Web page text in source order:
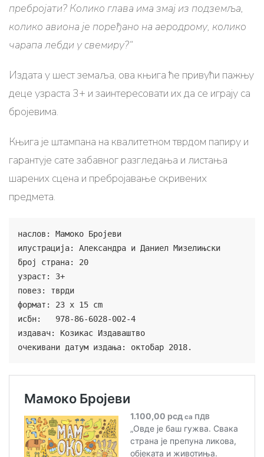
пребројати? Колико глава има змај из подземља,
колико авиона је поређано на аеродрому, колико
чарапа лебди у свемиру?“
Издата у шест земаља, ова књига ће привући пажњу
деце узраста 3+ и заинтересовати их да се играју са
бројевима.
Књига је штампана на квалитетном тврдом папиру и
гарантује сате забавног разгледања и листања
шарених сцена и пребројавање скривених
предмета.
наслов: Мамоко Бројеви
илустрација: Александра и Даниел Мизелињски
број страна: 20
узраст: 3+
повез: тврди
формат: 23 x 15 cm
исбн:   978-86-6028-002-4
издавач: Козикас Издаваштво
очекивани датум издања: октобар 2018.